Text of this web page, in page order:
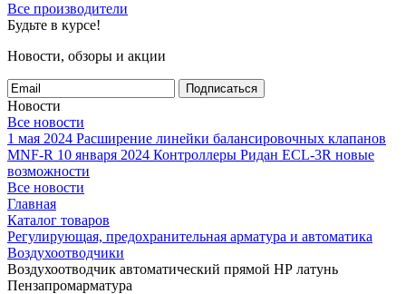
Все производители
Будьте в курсе!
Новости, обзоры и акции
Подписаться
Новости
Все новости
1 мая 2024 Расширение линейки балансировочных клапанов
MNF-R 10 января 2024 Контроллеры Ридан ECL-3R новые
возможности
Все новости
Главная
Каталог товаров
Регулирующая, предохранительная арматура и автоматика
Воздухоотводчики
Воздухоотводчик автоматический прямой НР латунь
Пензапромарматура